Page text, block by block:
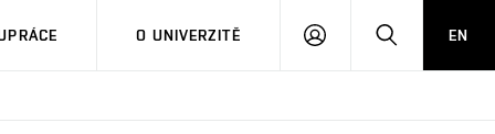
O UNIVERZITĚ
PŘIHLÁSIT HLEDATEN